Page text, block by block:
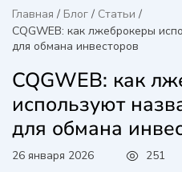
Главная / Блог / Статьи /
CQGWEB: как лжеброкеры
для обмана инвесторов
CQGWEB: как
используют
для обмана
26 января 2026 251